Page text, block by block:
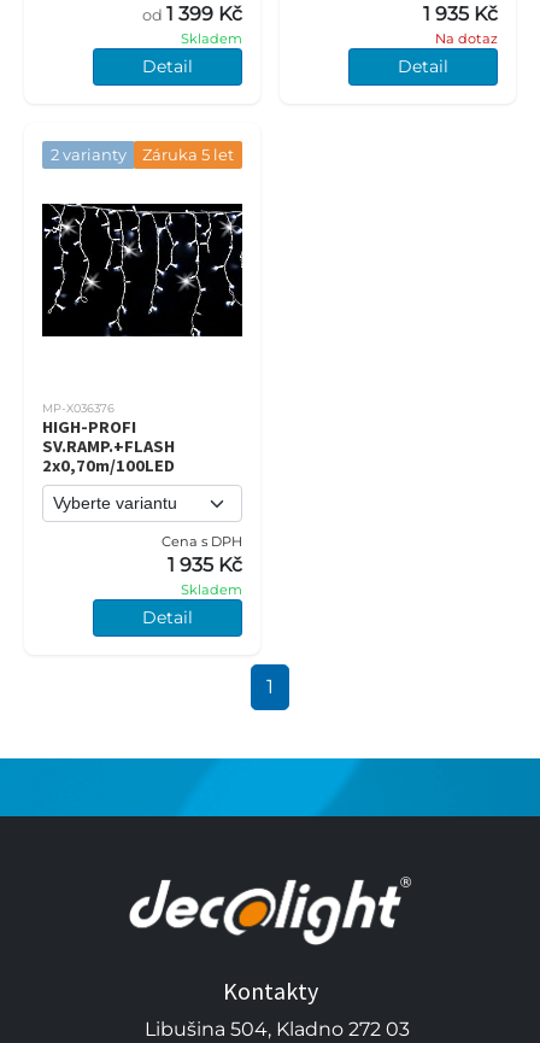
od 1 399 Kč
Skladem
Detail
1 935 Kč
Na dotaz
Detail
2 varianty Záruka 5 let
MP-X036376
HIGH-PROFI
SV.RAMP.+FLASH
2x0,70m/100LED
Cena s DPH
1 935 Kč
Skladem
Detail
1
Kontakty
Libušina 504, Kladno 272 03